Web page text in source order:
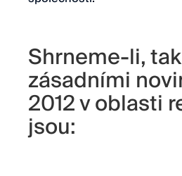
Shrneme-li, tak
zásadními
2012 v oblasti
jsou: